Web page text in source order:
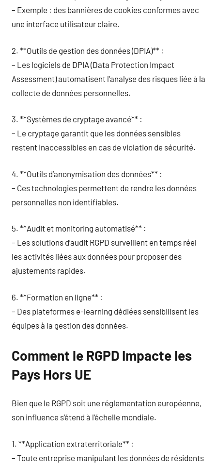
– Exemple : des bannières de cookies conformes avec
une interface utilisateur claire.
2. **Outils de gestion des données (DPIA)** :
– Les logiciels de DPIA (Data Protection Impact
Assessment) automatisent l’analyse des risques liée à la
collecte de données personnelles.
3. **Systèmes de cryptage avancé** :
– Le cryptage garantit que les données sensibles
restent inaccessibles en cas de violation de sécurité.
4. **Outils d’anonymisation des données** :
– Ces technologies permettent de rendre les données
personnelles non identifiables.
5. **Audit et monitoring automatisé** :
– Les solutions d’audit RGPD surveillent en temps réel
les activités liées aux données pour proposer des
ajustements rapides.
6. **Formation en ligne** :
– Des plateformes e-learning dédiées sensibilisent les
équipes à la gestion des données.
Comment le RGPD Impacte les
Pays Hors UE
Bien que le RGPD soit une réglementation européenne,
son influence s’étend à l’échelle mondiale.
1. **Application extraterritoriale** :
– Toute entreprise manipulant les données de résidents